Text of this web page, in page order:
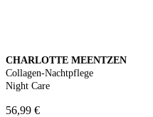
CHARLOTTE MEENTZEN
Collagen-Nachtpflege
Night Care
56,99 €